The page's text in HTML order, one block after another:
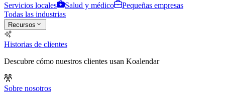
Servicios locales
Salud y médico
Pequeñas empresas
Todas las industrias
Recursos
Historias de clientes
Descubre cómo nuestros clientes usan Koalendar
Sobre nosotros